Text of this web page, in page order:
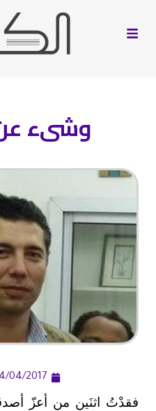
وشىء
04/2017
فقدْتُ اثنَين من أعزّ